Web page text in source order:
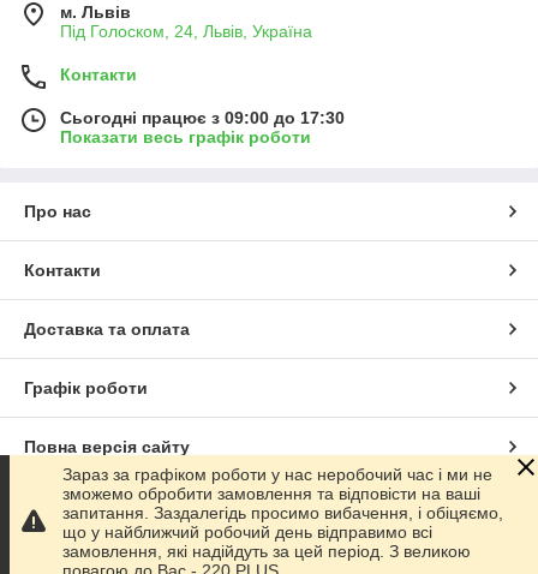
м. Львів
Під Голоском, 24, Львів, Україна
Контакти
Сьогодні працює з 09:00 до 17:30
Показати весь графік роботи
Про нас
Контакти
Доставка та оплата
Графік роботи
Повна версія сайту
Сайт створено на маркетплейсіProm.ua
Політика конфіденційності
Зараз за графіком роботи у нас неробочий час і ми не
зможемо обробити замовлення та відповісти на ваші
запитання. Заздалегідь просимо вибачення, і обіцяємо,
що у найближчий робочий день відправимо всі
замовлення, які надійдуть за цей період. З великою